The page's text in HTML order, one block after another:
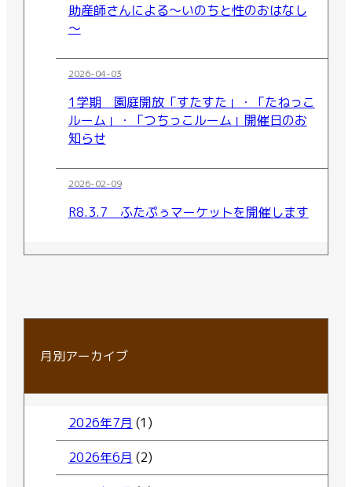
助産師さんによる～いのちと性のおはなし
～
2026-04-03
1学期 園庭開放「すたすた」・「たねっこ
ルーム」・「つちっこルーム」開催日のお
知らせ
2026-02-09
R8.3.7 ふたぷぅマーケットを開催します
月別アーカイブ
2026年7月 (1)
2026年6月 (2)